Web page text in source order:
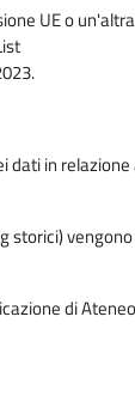
UE o
in
storici)
di